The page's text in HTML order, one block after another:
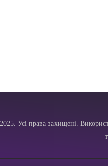
Усі права захищені.